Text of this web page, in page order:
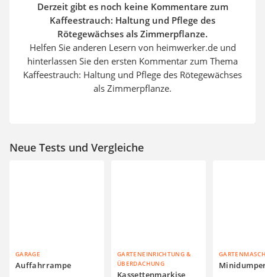
Derzeit gibt es noch keine Kommentare zum
Kaffeestrauch: Haltung und Pflege des
Rötegewächses als Zimmerpflanze.
Helfen Sie anderen Lesern von heimwerker.de und
hinterlassen Sie den ersten Kommentar zum Thema
Kaffeestrauch: Haltung und Pflege des Rötegewächses
als Zimmerpflanze.
Neue Tests und Vergleiche
GARAGE
Auffahrrampe
GARTENEINRICHTUNG &
ÜBERDACHUNG